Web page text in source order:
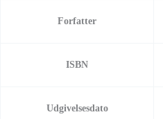
Forfatter
ISBN
Udgivelsesdato